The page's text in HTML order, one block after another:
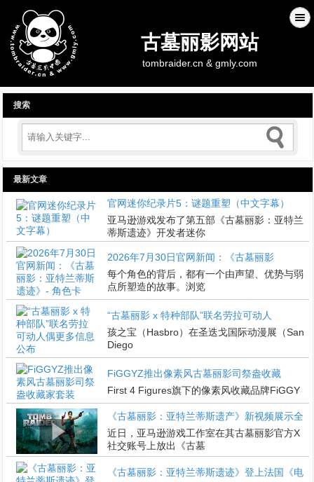
古墓丽影网站
tombraider.cn & gmly.com
搜索
最新文章
官网迷你纪录片5：谜题重塑（中文字幕）
亚马逊游戏发布了第五部《古墓丽影：亚特兰
蒂斯遗迹》开发者迷你
2026年7月30日官网新闻：《古墓丽影
每个角色的背后，都有一个由声望、优势与弱
点所塑造的故事。浏览
“古墓丽影 x 特种部队”联名劳拉可动人
孩之宝（Hasbro）在圣迭戈国际动漫展（San
Diego
FiGGYZ推出像素风古墓丽影司祭盎收藏
First 4 Figures旗下的像素风收藏品牌FiGGY
《古墓丽影：亚特兰蒂斯遗产》新视频展示全
近日，亚马逊游戏工作室在其古墓丽影官方X
社交账号上放出《古墓
《古墓丽影：亚特兰蒂斯遗迹》登上法国《电